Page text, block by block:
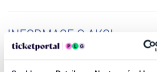
INFORMACE O AKCI